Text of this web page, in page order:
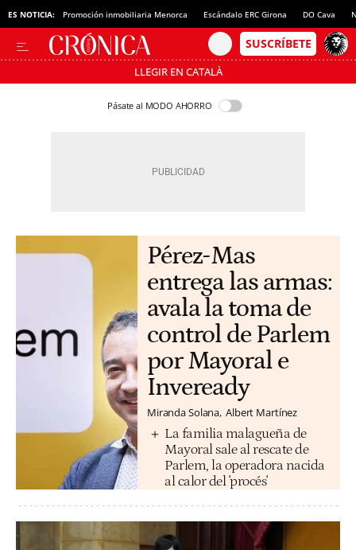
ES NOTICIA: Promoción inmobiliaria Menorca Escándalo ERC Girona DO Cava
LLEGIR EN CATALÀ
Pásate al MODO AHORRO
Pérez-Mas
entrega las armas:
avala la toma de
control de Parlem
por Mayoral e
Inveready
Miranda Solana Albert Martínez
La familia malagueña de
Mayoral sale al rescate de
Parlem, la operadora nacida
al calor del 'procés'